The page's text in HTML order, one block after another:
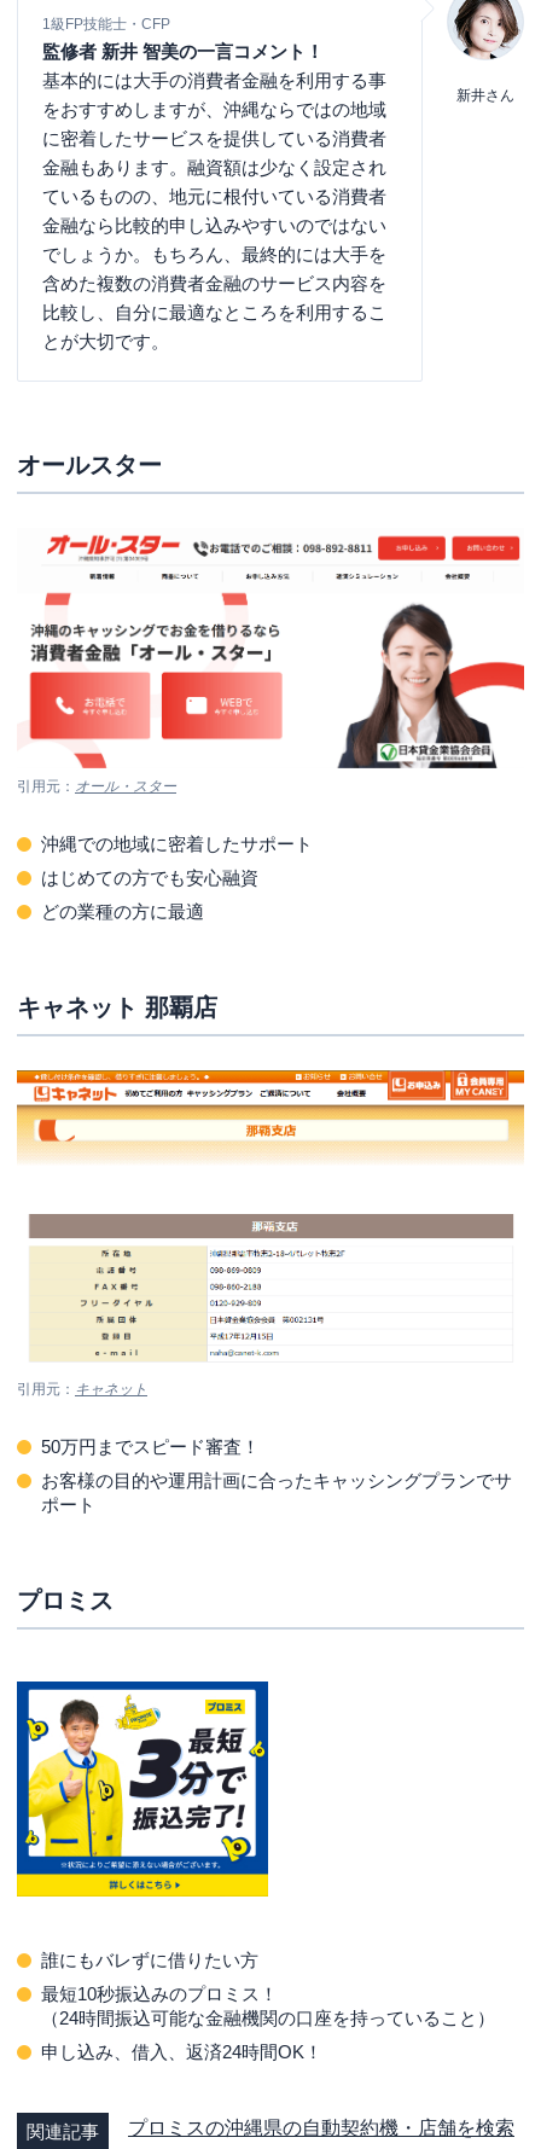
1級FP技能士・CFP
監修者 新井 智美の一言コメント！
基本的には大手の消費者金融を利用する事
をおすすめしますが、沖縄ならではの地域
に密着したサービスを提供している消費者
金融もあります。融資額は少なく設定され
ているものの、地元に根付いている消費者
金融なら比較的申し込みやすいのではない
でしょうか。もちろん、最終的には大手を
含めた複数の消費者金融のサービス内容を
比較し、自分に最適なところを利用するこ
とが大切です。
新井さん
オールスター
引用元： オール・スター
沖縄での地域に密着したサポート
はじめての方でも安心融資
どの業種の方に最適
キャネット 那覇店
引用元： キャネット
50万円までスピード審査！
お客様の目的や運用計画に合ったキャッシングプランでサ
ポート
プロミス
誰にもバレずに借りたい方
最短10秒振込みのプロミス！
（24時間振込可能な金融機関の口座を持っていること）
申し込み、借入、返済24時間OK！
関連記事 プロミスの沖縄県の自動契約機・店舗を検索